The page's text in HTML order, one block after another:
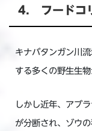
4. フードコ
キナバタンガン川
する多くの野生生物
しかし近年、アブ
が分断され、ゾウ